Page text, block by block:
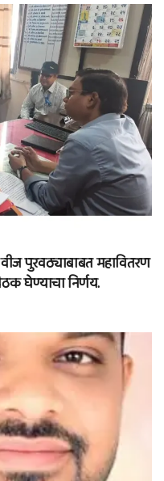
वीज पुरवठ्याबाबत महावितरण
घेण्याचा निर्णय.